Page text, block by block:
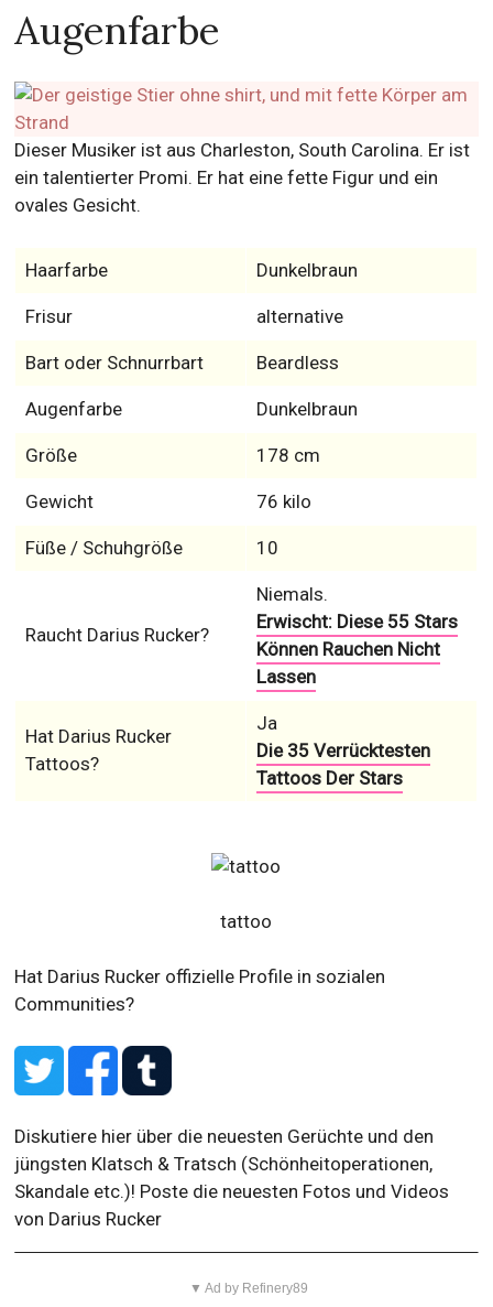
Augenfarbe
Dieser Musiker ist aus Charleston, South Carolina. Er ist
ein talentierter Promi. Er hat eine fette Figur und ein
ovales Gesicht.
Haarfarbe Dunkelbraun
Frisur alternative
Bart oder Schnurrbart Beardless
Augenfarbe Dunkelbraun
Größe 178 cm
Gewicht 76 kilo
Füße / Schuhgröße 10
Raucht Darius Rucker?
Niemals.
Erwischt: Diese 55 Stars
Können Rauchen Nicht
Lassen
Hat Darius Rucker
Tattoos?
Ja
Die 35 Verrücktesten
Tattoos Der Stars
tattoo
Hat Darius Rucker offizielle Profile in sozialen
Communities?
Diskutiere hier über die neuesten Gerüchte und den
jüngsten Klatsch & Tratsch (Schönheitoperationen,
Skandale etc.)! Poste die neuesten Fotos und Videos
von Darius Rucker
▼ Ad by Refinery89